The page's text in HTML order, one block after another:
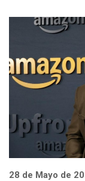
28 de Mayo de